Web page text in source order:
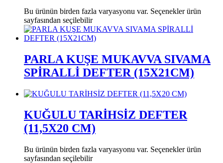
Bu ürünün birden fazla varyasyonu var. Seçenekler ürün
sayfasından seçilebilir
PARLA KUŞE MUKAVVA SIVAMA
SPİRALLİ DEFTER (15X21CM)
KUĞULU TARİHSİZ DEFTER
(11,5X20 CM)
Bu ürünün birden fazla varyasyonu var. Seçenekler ürün
sayfasından seçilebilir